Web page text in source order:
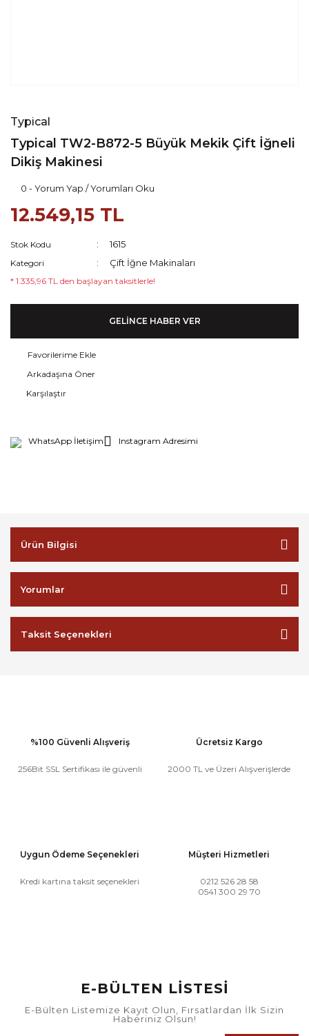
Typical
Typical TW2-B872-5 Büyük Mekik Çift İğneli
Dikiş Makinesi
0 - Yorum Yap / Yorumları Oku
12.549,15 TL
Stok Kodu 1615
Kategori Çift İğne Makinaları
* 1.335,96 TL den başlayan taksitlerle!
GELİNCE HABER VER
Arkadaşına Öner
Karşılaştır
WhatsApp İletişim Instagram Adresimi
Ürün Bilgisi
Yorumlar
Taksit Seçenekleri
%100 Güvenli Alışveriş
256Bit SSL Sertifikası ile güvenli
Ücretsiz Kargo
2000 TL ve Üzeri Alışverişlerde
Uygun Ödeme Seçenekleri
Kredi kartına taksit seçenekleri
Müşteri Hizmetleri
0212 526 28 58
0541 300 29 70
E-BÜLTEN LİSTESİ
E-Bülten Listemize Kayıt Olun, Fırsatlardan İlk Sizin
Haberiniz Olsun!